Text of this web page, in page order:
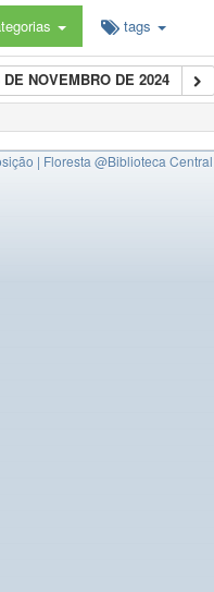
tags
DE NOVEMBRO DE 2024
| Floresta @Biblioteca